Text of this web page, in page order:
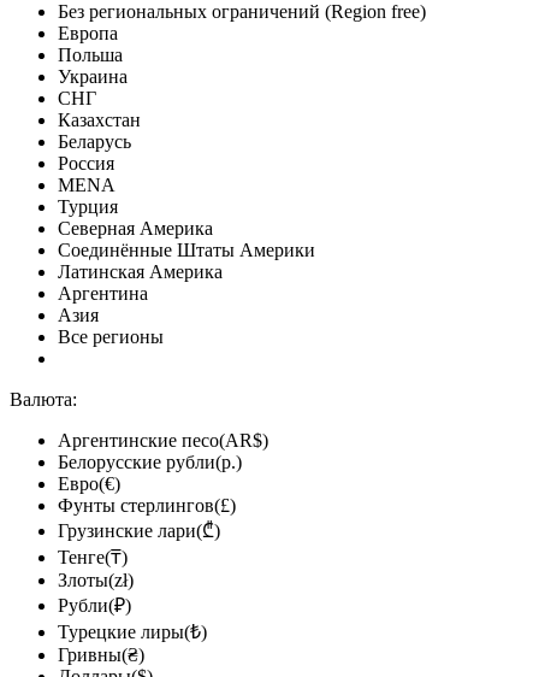
Без региональных ограничений (Region free)
Европа
Польша
Украина
СНГ
Казахстан
Беларусь
Россия
MENA
Турция
Северная Америка
Соединённые Штаты Америки
Латинская Америка
Аргентина
Азия
Все регионы
Валюта:
Аргентинские песо(AR$)
Белорусские рубли(р.)
Евро(€)
Фунты стерлингов(£)
Грузинские лари(₾)
Тенге(₸)
Злоты(zł)
Рубли(₽)
Турецкие лиры(₺)
Гривны(₴)